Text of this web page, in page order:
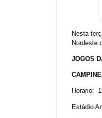
Nesta
Nordeste
JOGOS
Horario:
Estádio